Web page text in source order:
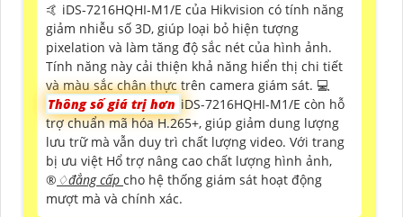
🤙 iDS-7216HQHI-M1/E của Hikvision có tính năng
giảm nhiễu số 3D, giúp loại bỏ hiện tượng
pixelation và làm tăng độ sắc nét của hình ảnh.
Tính năng này cải thiện khả năng hiển thị chi tiết
và màu sắc chân thực trên camera giám sát. 💻
Thông số giá trị hơn iDS-7216HQHI-M1/E còn hỗ
trợ chuẩn mã hóa H.265+, giúp giảm dung lượng
lưu trữ mà vẫn duy trì chất lượng video. Với trang
bị ưu việt Hổ trợ nâng cao chất lượng hình ảnh,
®️ ♢đẳng cấp cho hệ thống giám sát hoạt động
mượt mà và chính xác.